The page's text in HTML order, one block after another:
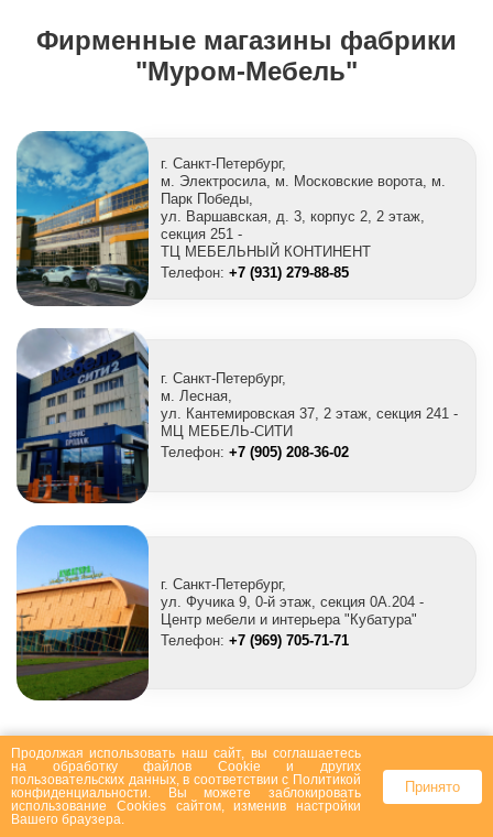
Фирменные магазины фабрики
"Муром-Мебель"
г. Санкт-Петербург,
м. Электросила, м. Московские ворота, м.
Парк Победы,
ул. Варшавская, д. 3, корпус 2, 2 этаж,
секция 251 -
ТЦ МЕБЕЛЬНЫЙ КОНТИНЕНТ
Телефон: +7 (931) 279-88-85
г. Санкт-Петербург,
м. Лесная,
ул. Кантемировская 37, 2 этаж, секция 241 -
МЦ МЕБЕЛЬ-СИТИ
Телефон: +7 (905) 208-36-02
г. Санкт-Петербург,
ул. Фучика 9, 0-й этаж, секция 0A.204 -
Центр мебели и интерьера "Кубатура"
Телефон: +7 (969) 705-71-71
Покупателям
Продолжая использовать наш сайт, вы соглашаетесь
на обработку файлов Сookie и других
пользовательских данных, в соответствии с Политикой
конфиденциальности . Вы можете заблокировать
использование Cookies сайтом, изменив настройки
Вашего браузера.
Принято